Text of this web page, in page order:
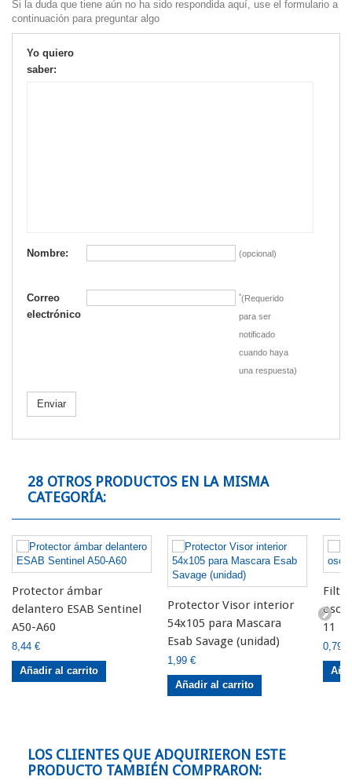
Si la duda que tiene aún no ha sido respondida aquí, use el formulario a
continuación para preguntar algo
Yo quiero
saber:
Nombre: (opcional)
Correo
electrónico
*(Requerido
para ser
notificado
cuando haya
una respuesta)
Enviar
28 OTROS PRODUCTOS EN LA MISMA
CATEGORÍA:
Protector ámbar
delantero ESAB Sentinel
A50-A60
8,44 €
Añadir al carrito
Protector Visor interior
54x105 para Mascara
Esab Savage (unidad)
1,99 €
Añadir al carrito
11
0,79 €
LOS CLIENTES QUE ADQUIRIERON ESTE
PRODUCTO TAMBIÉN COMPRARON: